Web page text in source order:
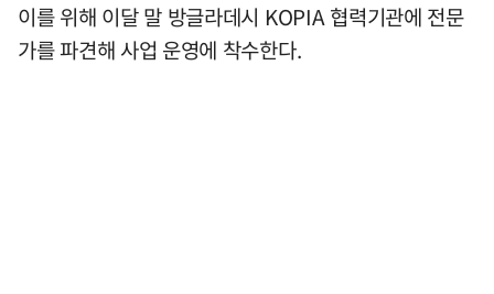
이를 위해 이달 말 방글라데시 KOPIA 협력기관에 전문
가를 파견해 사업 운영에 착수한다.